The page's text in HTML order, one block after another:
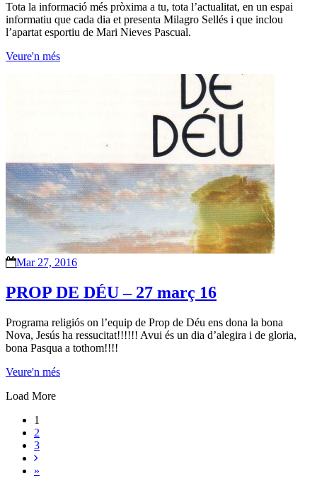
Tota la informació més pròxima a tu, tota l’actualitat, en un espai
informatiu que cada dia et presenta Milagro Sellés i que inclou
l’apartat esportiu de Mari Nieves Pascual.
Veure'n més
Mar 27, 2016
PROP DE DÉU – 27 març 16
Programa religiós on l’equip de Prop de Déu ens dona la bona
Nova, Jesús ha ressucitat!!!!!! Avui és un dia d’alegira i de gloria,
bona Pasqua a tothom!!!!
Veure'n més
Load More
1
2
3
»